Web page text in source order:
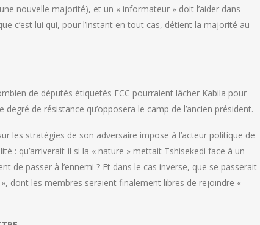
nouvelle majorité), et un « informateur » doit l’aider dans
c’est lui qui, pour l’instant en tout cas, détient la majorité au
de députés étiquetés FCC pourraient lâcher Kabila pour
de résistance qu’opposera le camp de l’ancien président.
les stratégies de son adversaire impose à l’acteur politique de
: qu’arriverait-il si la « nature » mettait Tshisekedi face à un
de passer à l’ennemi ? Et dans le cas inverse, que se passerait-
dont les membres seraient finalement libres de rejoindre «